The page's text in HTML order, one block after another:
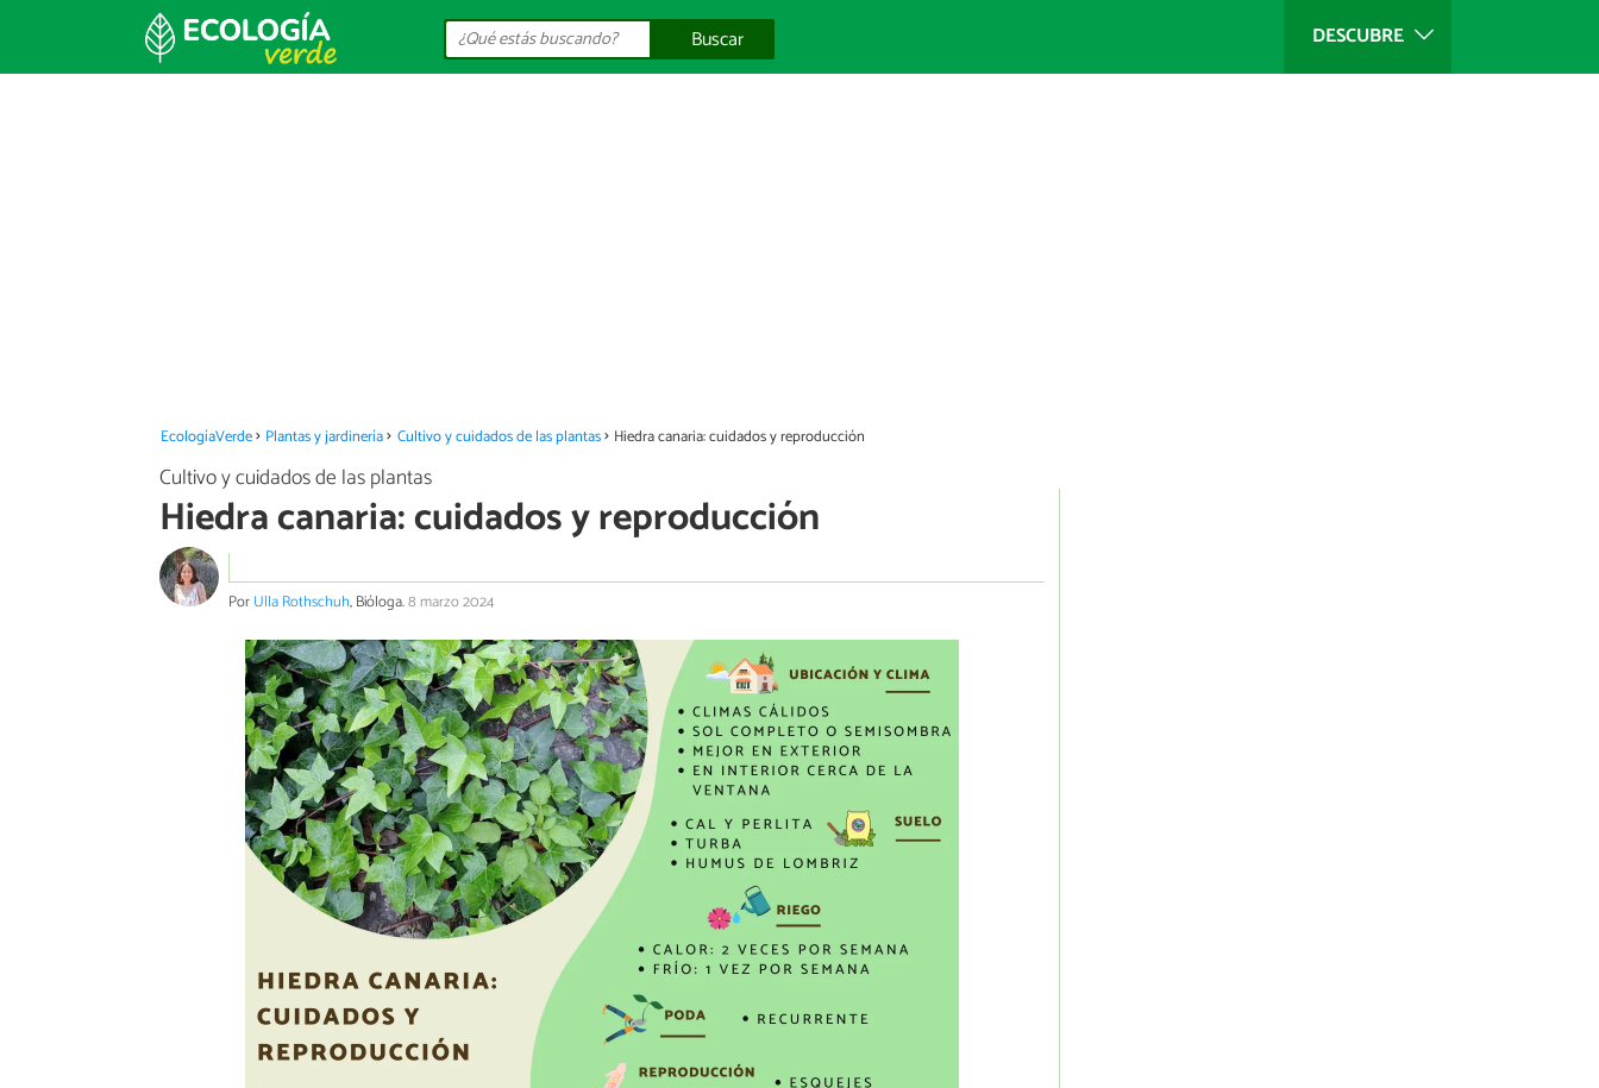
DESCUBRE
Buscar
EcologíaVerde Plantas y jardinería Cultivo y cuidados de las plantas Hiedra canaria: cuidados y reproducción
Cultivo y cuidados de las plantas
Hiedra canaria: cuidados y reproducción
PorUlla Rothschuh, Bióloga.8 marzo 2024